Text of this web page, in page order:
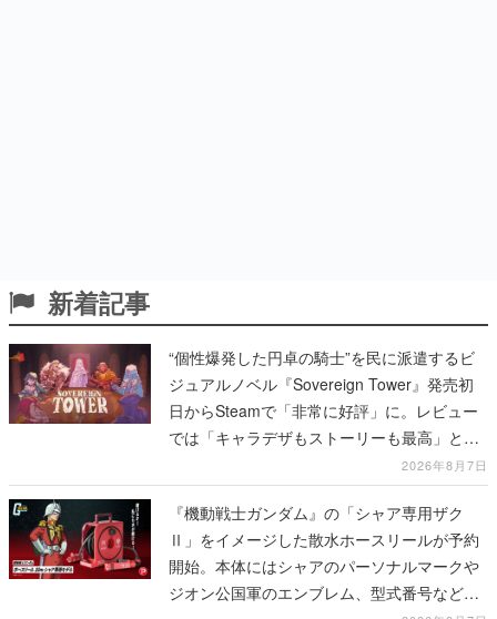
新着記事
“個性爆発した円卓の騎士”を民に派遣するビ
ジュアルノベル『Sovereign Tower』発売初
日からSteamで「非常に好評」に。レビュー
では「キャラデザもストーリーも最高」と称
2026年8月7日
『機動戦士ガンダム』の「シャア専用ザク
Ⅱ」をイメージした散水ホースリールが予約
開始。本体にはシャアのパーソナルマークや
ジオン公国軍のエンブレム、型式番号などを